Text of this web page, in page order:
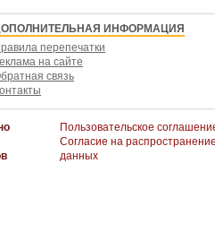
ИНФОРМАЦИЯ
перепечатки
на сайте
связь
Пользовательское
Согласие на
данных